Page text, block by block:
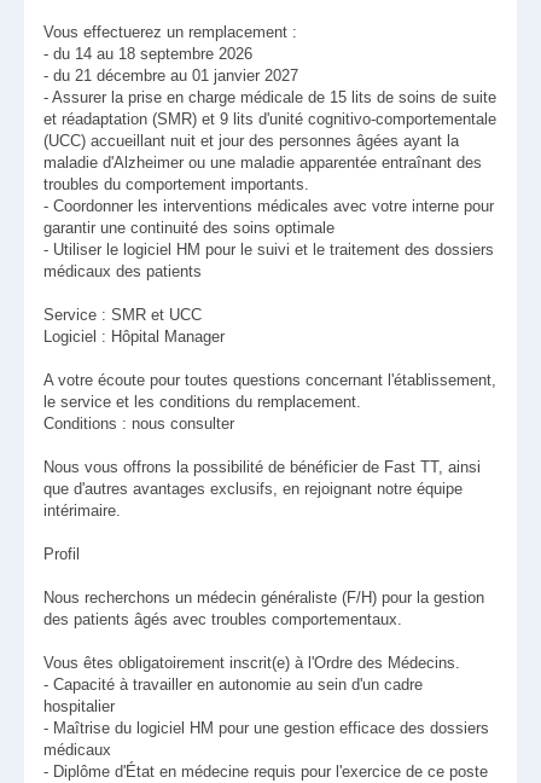
Vous effectuerez un remplacement :
- du 14 au 18 septembre 2026
- du 21 décembre au 01 janvier 2027
- Assurer la prise en charge médicale de 15 lits de soins de suite
et réadaptation (SMR) et 9 lits d'unité cognitivo-comportementale
(UCC) accueillant nuit et jour des personnes âgées ayant la
maladie d'Alzheimer ou une maladie apparentée entraînant des
troubles du comportement importants.
- Coordonner les interventions médicales avec votre interne pour
garantir une continuité des soins optimale
- Utiliser le logiciel HM pour le suivi et le traitement des dossiers
médicaux des patients
Service : SMR et UCC
Logiciel : Hôpital Manager
A votre écoute pour toutes questions concernant l'établissement,
le service et les conditions du remplacement.
Conditions : nous consulter
Nous vous offrons la possibilité de bénéficier de Fast TT, ainsi
que d'autres avantages exclusifs, en rejoignant notre équipe
intérimaire.
Profil
Nous recherchons un médecin généraliste (F/H) pour la gestion
des patients âgés avec troubles comportementaux.
Vous êtes obligatoirement inscrit(e) à l'Ordre des Médecins.
- Capacité à travailler en autonomie au sein d'un cadre
hospitalier
- Maîtrise du logiciel HM pour une gestion efficace des dossiers
médicaux
- Diplôme d'État en médecine requis pour l'exercice de ce poste